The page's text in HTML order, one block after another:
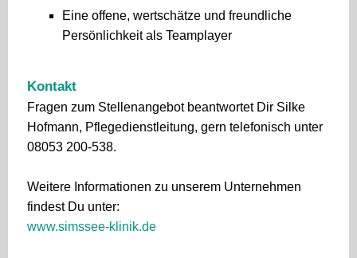
Eine offene, wertschätze und freundliche
Persönlichkeit als Teamplayer
Kontakt
Fragen zum Stellenangebot beantwortet Dir Silke
Hofmann, Pflegedienstleitung, gern telefonisch unter
08053 200-538.
Weitere Informationen zu unserem Unternehmen
findest Du unter:
www.simssee-klinik.de